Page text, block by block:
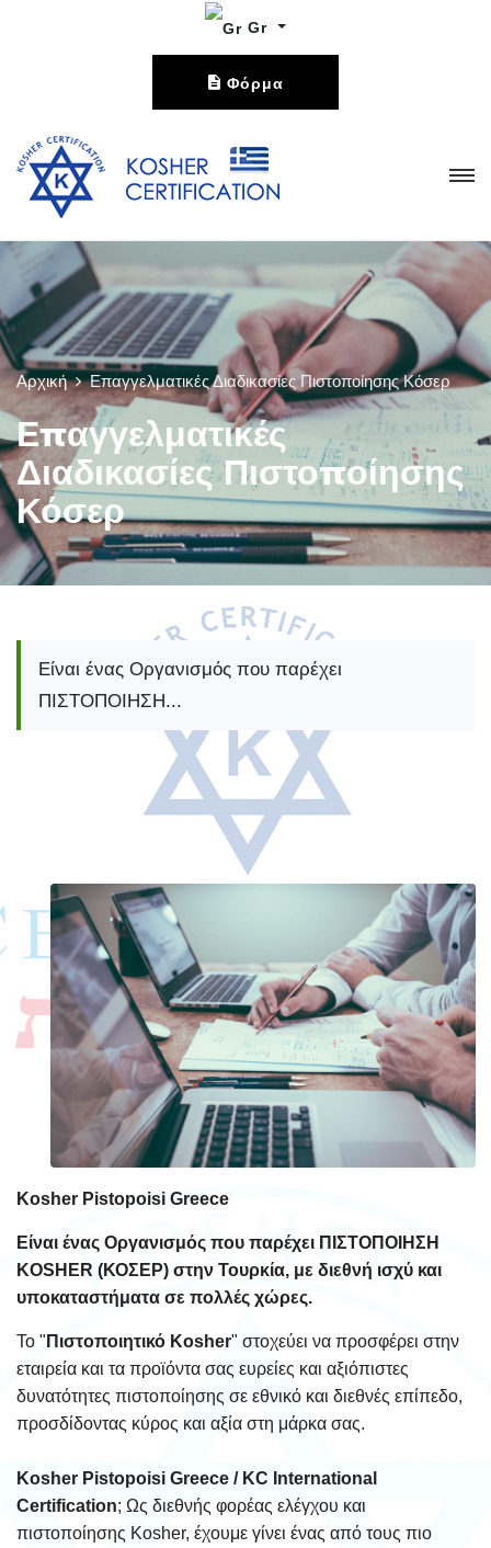
Gr
Φόρμα
Αρχική Επαγγελματικές Διαδικασίες Πιστοποίησης Κόσερ
Επαγγελματικές
Διαδικασίες Πιστοποίησης
Κόσερ
Είναι ένας Οργανισμός που παρέχει
ΠΙΣΤΟΠΟΙΗΣΗ...
Kosher Pistopoisi Greece
Είναι ένας Οργανισμός που παρέχει ΠΙΣΤΟΠΟΙΗΣΗ
KOSHER (ΚΟΣΕΡ) στην Τουρκία, με διεθνή ισχύ και
υποκαταστήματα σε πολλές χώρες.
Το " Πιστοποιητικό Kosher" στοχεύει να προσφέρει στην
εταιρεία και τα προϊόντα σας ευρείες και αξιόπιστες
δυνατότητες πιστοποίησης σε εθνικό και διεθνές επίπεδο,
προσδίδοντας κύρος και αξία στη μάρκα σας.
Kosher Pistopoisi Greece / KC International
Certification; Ως διεθνής φορέας ελέγχου και
πιστοποίησης Kosher, έχουμε γίνει ένας από τους πιο